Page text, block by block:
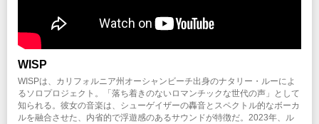
WISP
WISPは、カリフォルニア州オーシャンビーチ出身のナタリー・ルーによ
るソロプロジェクト。「落ち着きのないロマンチックな世代の声」として
知られる。彼女の音楽は、シューゲイザーの轟音とスペクトル的なボーカ
ルを融合させた、内省的で浮遊感のあるサウンドが特徴だ。2023年、ル